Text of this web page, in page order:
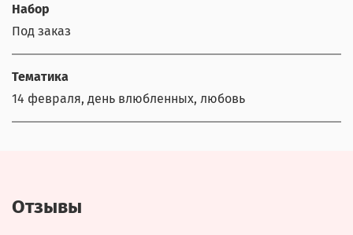
Набор
Под заказ
Тематика
14 февраля, день влюбленных, любовь
Отзывы